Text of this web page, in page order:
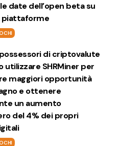
date dell’open beta su
di criptovalute
utilizzare SHRMiner per
maggiori opportunità
e ottenere
un aumento
del 4% dei propri